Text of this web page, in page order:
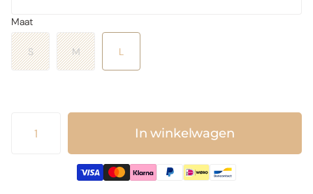
Maat
S M L
In winkelwagen